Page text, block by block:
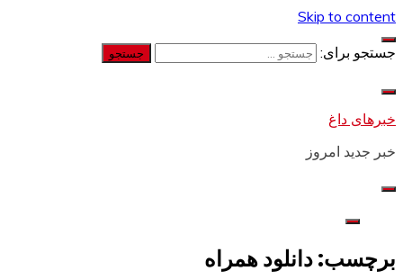
Skip to content
جستجو برای:
خبرهای داغ
خبر جدید امروز
برچسب: دانلود همراه